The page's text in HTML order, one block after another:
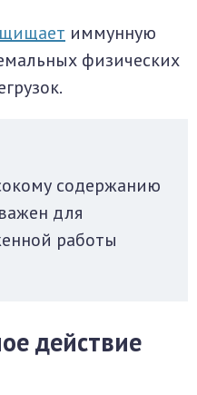
иммунную
физических
содержанию
для
работы
действие